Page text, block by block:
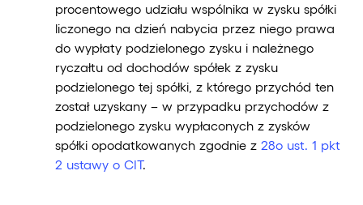
procentowego udziału wspólnika w zysku spółki
liczonego na dzień nabycia przez niego prawa
do wypłaty podzielonego zysku i należnego
ryczałtu od dochodów spółek z zysku
podzielonego tej spółki, z którego przychód ten
został uzyskany – w przypadku przychodów z
podzielonego zysku wypłaconych z zysków
spółki opodatkowanych zgodnie z 28o ust. 1 pkt
2 ustawy o CIT.